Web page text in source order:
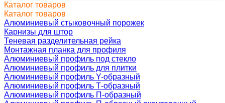
Каталог товаров
Каталог товаров
Алюминиевый стыковочный порожек
Карнизы для штор
Теневая разделительная рейка
Монтажная планка для профиля
Алюминиевый профиль под стекло
Алюминиевый профиль для плитки
Алюминиевый профиль Y-образный
Алюминиевый профиль Т-образный
Алюминиевый профиль П-образный